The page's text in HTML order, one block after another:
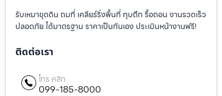
รับเหมาขุดดิน ถมที่ เคลียร์ริ่งพื้นที่ ทุบตึก รื้อถอน งานรวดเร็ว
ปลอดภัย ได้มาตรฐาน ราคาเป็นกันเอง ประเมินหน้างานฟรี!
ติดต่อเรา
โทร คลิก
099-185-8000